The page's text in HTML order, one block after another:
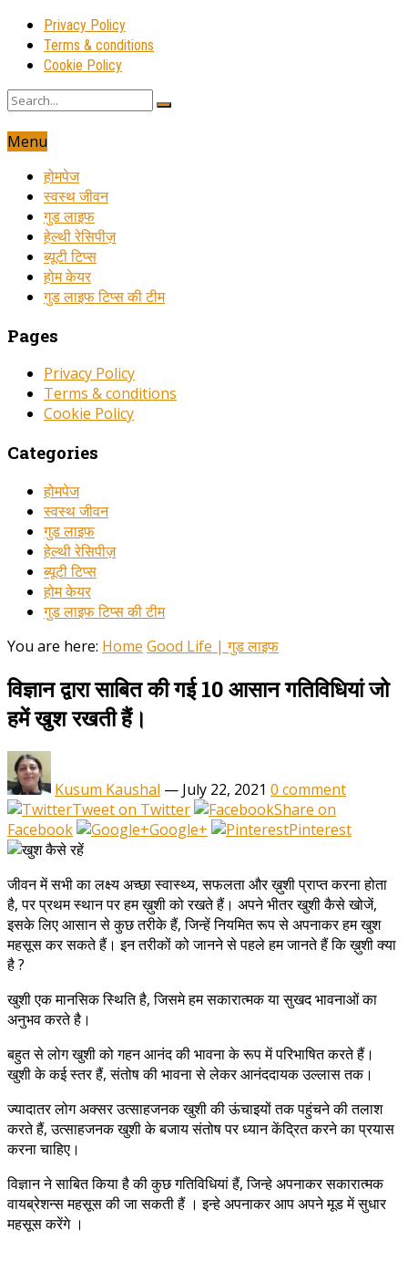
Privacy Policy
Terms & conditions
Cookie Policy
Menu
होमपेज
स्वस्थ जीवन
गुड लाइफ
हेल्थी रेसिपीज़
ब्यूटी टिप्स
होम केयर
गुड लाइफ टिप्स की टीम
Pages
Privacy Policy
Terms & conditions
Cookie Policy
Categories
होमपेज
स्वस्थ जीवन
गुड लाइफ
हेल्थी रेसिपीज़
ब्यूटी टिप्स
होम केयर
गुड लाइफ टिप्स की टीम
You are here: Home Good Life | गुड लाइफ
विज्ञान द्वारा साबित की गई 10 आसान गतिविधियां जो
हमें खुश रखती हैं।
Kusum Kaushal — July 22, 2021 0 comment
Tweet on Twitter
Share on
Facebook
Google+ Pinterest
जीवन में सभी का लक्ष्य अच्छा स्वास्थ्य, सफलता और ख़ुशी प्राप्त करना होता
है, पर प्रथम स्थान पर हम ख़ुशी को रखते हैं। अपने भीतर खुशी कैसे खोजें,
इसके लिए आसान से कुछ तरीके हैं, जिन्हें नियमित रूप से अपनाकर हम खुश
महसूस कर सकते हैं। इन तरीकों को जानने से पहले हम जानते हैं कि ख़ुशी क्या
है ?
खुशी एक मानसिक स्थिति है, जिसमे हम सकारात्मक या सुखद भावनाओं का
अनुभव करते है।
बहुत से लोग खुशी को गहन आनंद की भावना के रूप में परिभाषित करते हैं।
खुशी के कई स्तर हैं, संतोष की भावना से लेकर आनंददायक उल्लास तक।
ज्यादातर लोग अक्सर उत्साहजनक खुशी की ऊंचाइयों तक पहुंचने की तलाश
करते हैं, उत्साहजनक खुशी के बजाय संतोष पर ध्यान केंद्रित करने का प्रयास
करना चाहिए।
विज्ञान ने साबित किया है की कुछ गतिविधियां हैं, जिन्हे अपनाकर सकारात्मक
वायब्रेशन्स महसूस की जा सकती हैं । इन्हे अपनाकर आप अपने मूड में सुधार
महसूस करेंगे ।